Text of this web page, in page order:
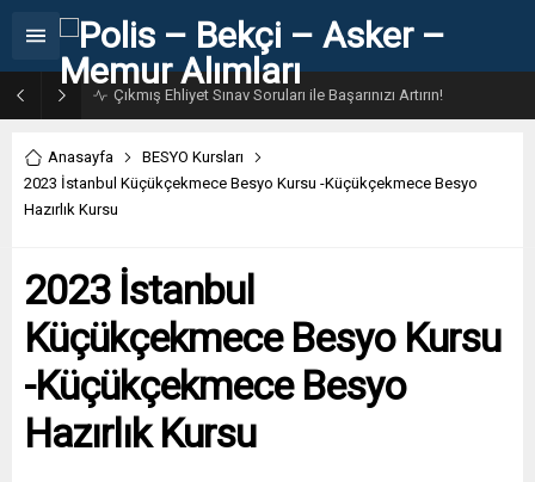
Anasayfa
BESYO Kursları
2023 İstanbul Küçükçekmece Besyo Kursu -Küçükçekmece Besyo
Hazırlık Kursu
2023 İstanbul
Küçükçekmece Besyo Kursu
-Küçükçekmece Besyo
Hazırlık Kursu